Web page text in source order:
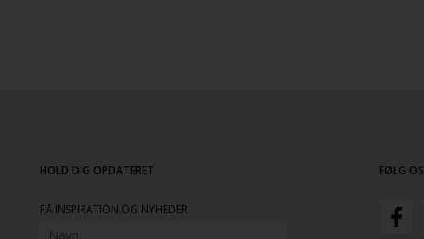
HOLD DIG OPDATERET
FÅ INSPIRATION OG NYHEDER
FØLG OS